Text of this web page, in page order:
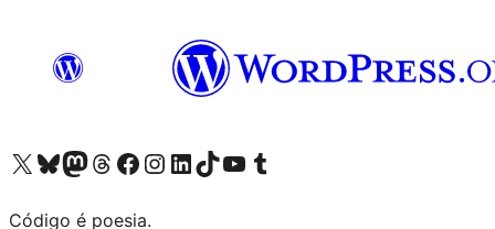
Visite a nossa conta X (antigo Twitter)
Visit our Bluesky account
Visit our Mastodon account
Visit our Threads account
Visite a nossa página do Facebook
Visite a nossa conta no Instagram
Visite a nossa conta no LinkedIn
Visit our TikTok account
Visit our YouTube channel
Visit our Tumblr account
Código é poesia.